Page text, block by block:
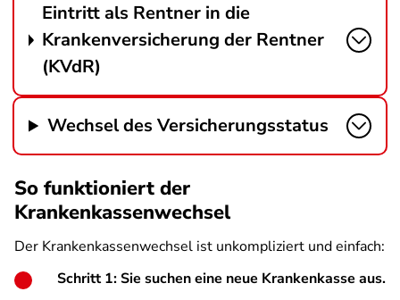
Eintritt als Rentner in die
Krankenversicherung der Rentner
(KVdR)
Wechsel des Versicherungsstatus
So funktioniert der
Krankenkassenwechsel
Der Krankenkassenwechsel ist unkompliziert und einfach:
Schritt 1: Sie suchen eine neue Krankenkasse aus.